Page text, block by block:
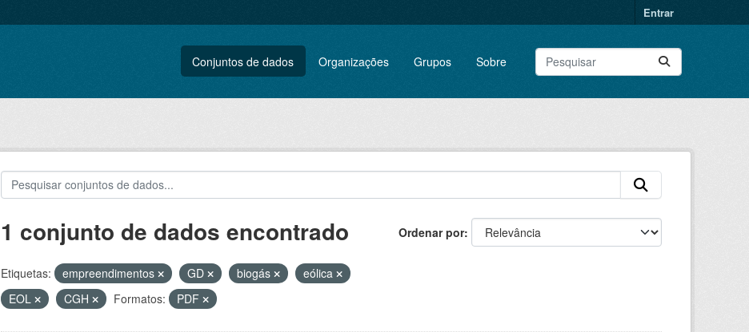
Entrar
Conjuntos de dados Organizações Grupos Sobre
Ordenar por
1 conjunto de dados encontrado
Etiquetas: empreendimentos GD biogás
eólica
EOL
CGH Formatos: PDF